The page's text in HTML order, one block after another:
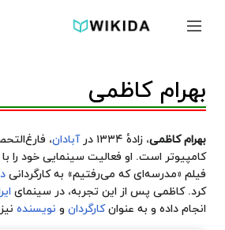
جمع و باز کردن نوار کناری
بهرام کاظمی
بهرام کاظمی، زادهٔ ۱۳۳۴ در آبادان،
کامپیوتر است. او فعالیت سینمایی خود را با
فیلم «مدرسه‌ای که می‌رفتیم» به کارگردانی
کرد. کاظمی پس از این تجربه، در سینمای
انجام داده و به عنوانکارگردان و نویسنده